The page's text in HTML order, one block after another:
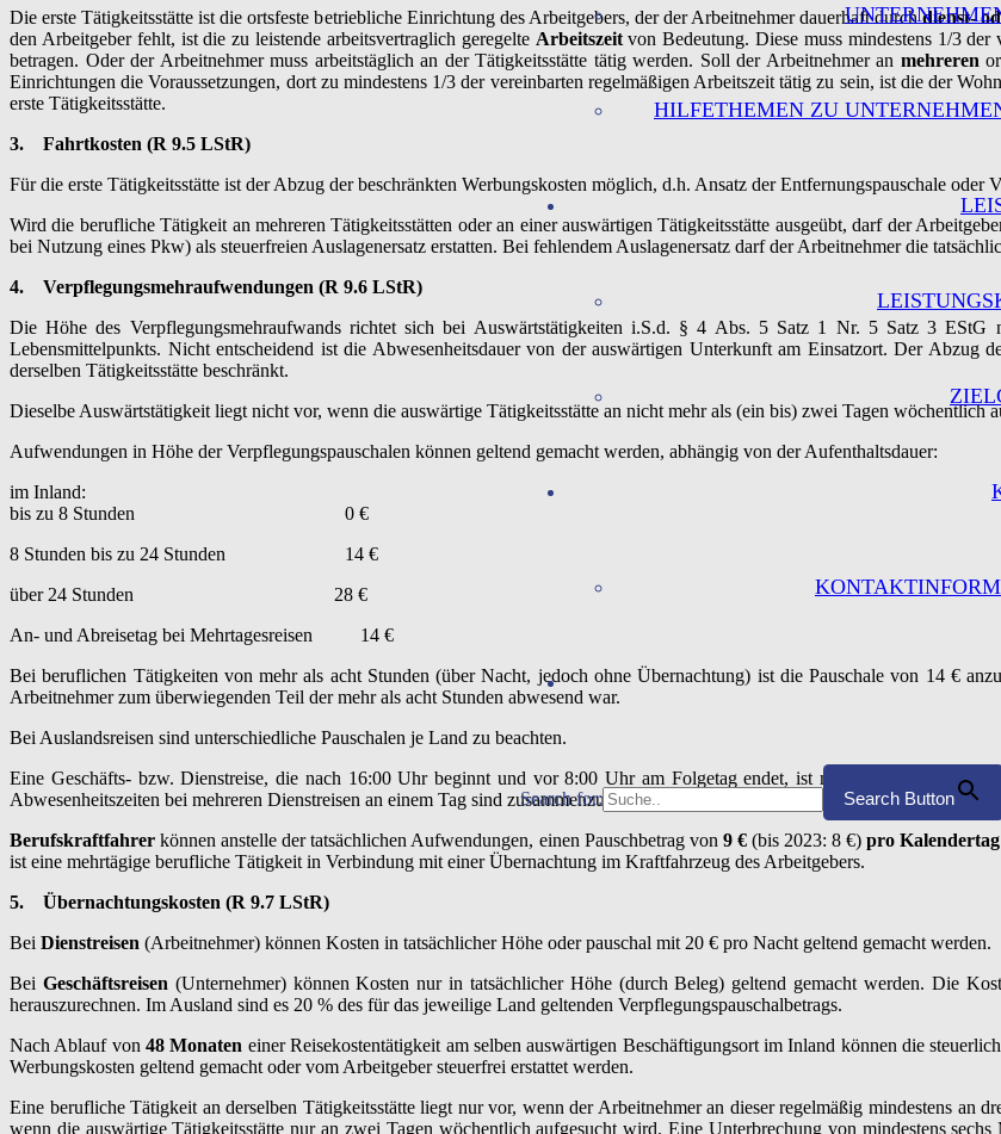
HILFETHEMEN ZU
Search for: Search Button
Die erste Tätigkeitsstätte ist die ortsfeste betriebliche Einrichtung des Arbeitgebers, der der Arbeitnehmer dauerhaft durchdienst-
den Arbeitgeber fehlt, ist die zu leistende arbeitsvertraglich geregelte Arbeitszeitvon Bedeutung. Diese muss mindestens 1/3
betragen. Oder der Arbeitnehmer muss arbeitstäglich an der Tätigkeitsstätte tätig werden. Soll der Arbeitnehmer an mehreren
Einrichtungen die Voraussetzungen, dort zu mindestens 1/3 der vereinbarten regelmäßigen Arbeitszeit tätig zu sein, ist die der
erste Tätigkeitsstätte.
3. Fahrtkosten (R 9.5 LStR)
Für die erste Tätigkeitsstätte ist der Abzug der beschränkten Werbungskosten möglich, d.h. Ansatz der Entfernungspauschale
Wird die berufliche Tätigkeit an mehreren Tätigkeitsstätten oder an einer auswärtigen Tätigkeitsstätte ausgeübt, darf der
bei Nutzung eines Pkw) als steuerfreien Auslagenersatz erstatten. Bei fehlendem Auslagenersatz darf der Arbeitnehmer die
4. Verpflegungsmehraufwendungen (R 9.6 LStR)
Die Höhe des Verpflegungsmehraufwands richtet sich bei Auswärtstätigkeiten i.S.d. § 4 Abs. 5 Satz 1 Nr. 5 Satz 3 EStG
Lebensmittelpunkts. Nicht entscheidend ist die Abwesenheitsdauer von der auswärtigen Unterkunft am Einsatzort. Der Abzug
derselben Tätigkeitsstätte beschränkt.
Dieselbe Auswärtstätigkeit liegt nicht vor, wenn die auswärtige Tätigkeitsstätte an nicht mehr als (ein bis) zwei Tagen wöchentlich
Aufwendungen in Höhe der Verpflegungspauschalen können geltend gemacht werden, abhängig von der Aufenthaltsdauer:
im Inland:
bis zu 8 Stunden 0 €
8 Stunden bis zu 24 Stunden 14 €
über 24 Stunden 28 €
An- und Abreisetag bei Mehrtagesreisen 14 €
Bei beruflichen Tätigkeiten von mehr als acht Stunden (über Nacht, jedoch ohne Übernachtung) ist die Pauschale von 14 €
Arbeitnehmer zum überwiegenden Teil der mehr als acht Stunden abwesend war.
Bei Auslandsreisen sind unterschiedliche Pauschalen je Land zu beachten.
Eine Geschäfts- bzw. Dienstreise, die nach 16:00 Uhr beginnt und vor 8:00 Uhr am Folgetag endet, ist mit der gesamten
Abwesenheitszeiten bei mehreren Dienstreisen an einem Tag sind zusammenzufassen.
Berufskraftfahrer können anstelle der tatsächlichen Aufwendungen, einen Pauschbetrag von 9 €(bis 2023: 8 €) pro Kalendertag
ist eine mehrtägige berufliche Tätigkeit in Verbindung mit einer Übernachtung im Kraftfahrzeug des Arbeitgebers.
5. Übernachtungskosten (R 9.7 LStR)
Bei Dienstreisen (Arbeitnehmer) können Kosten in tatsächlicher Höhe oder pauschal mit 20 € pro Nacht geltend gemacht werden.
Bei Geschäftsreisen (Unternehmer) können Kosten nur in tatsächlicher Höhe (durch Beleg) geltend gemacht werden. Die
herauszurechnen. Im Ausland sind es 20 % des für das jeweilige Land geltenden Verpflegungspauschalbetrags.
Nach Ablauf von48 Monaten einer Reisekostentätigkeit am selben auswärtigen Beschäftigungsort im Inland können die
Werbungskosten geltend gemacht oder vom Arbeitgeber steuerfrei erstattet werden.
Eine berufliche Tätigkeit an derselben Tätigkeitsstätte liegt nur vor, wenn der Arbeitnehmer an dieser regelmäßig mindestens
wenn die auswärtige Tätigkeitsstätte nur an zwei Tagen wöchentlich aufgesucht wird. Eine Unterbrechung von mindestens